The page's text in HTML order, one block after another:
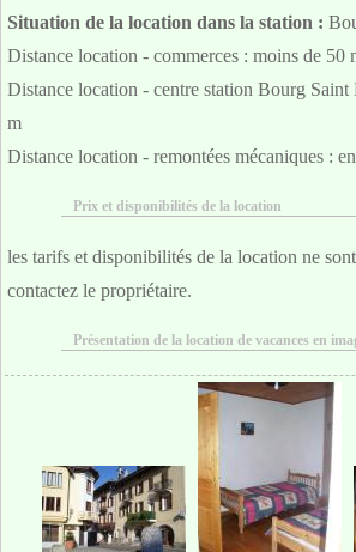
Situation de la location dans la station :
Distance location - commerces : moins de 50
Distance location - centre station Bourg
m
Distance location - remontées mécaniques :
Prix et disponibilités de la location
les tarifs et disponibilités de la location ne
contactez le propriétaire.
Présentation de la location de vacances en